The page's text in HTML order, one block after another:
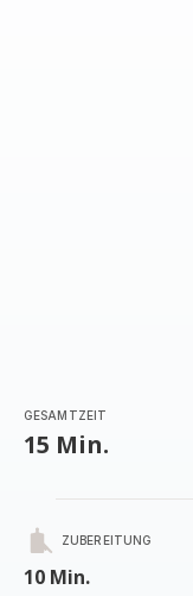
GESAMTZEIT
15 Min.
ZUBEREITUNG
10 Min.